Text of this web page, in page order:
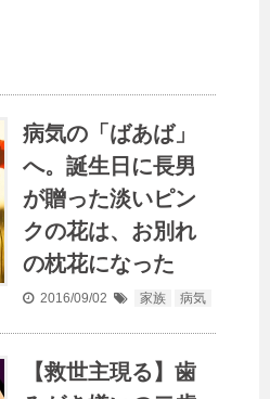
病気の「ばあば」
へ。誕生日に長男
が贈った淡いピン
クの花は、お別れ
の枕花になった
2016/09/02 家族 病気
【救世主現る】歯